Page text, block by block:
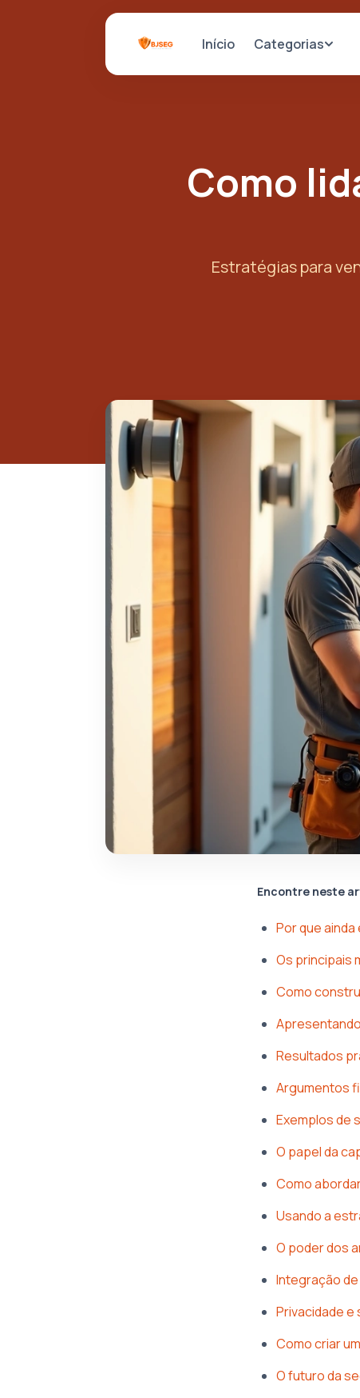
Início Categorias
Como
Estratégias para
Encontre neste
Por que
Os principais
Como
Resultados
Argumentos
Exemplos de
O papel da
Como
Usando a
O poder dos
Integração
Privacidade
Como criar
O futuro da